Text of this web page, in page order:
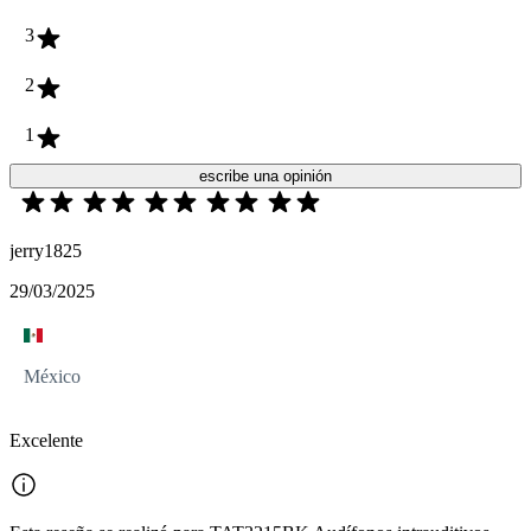
3
2
1
escribe una opinión
jerry1825
29/03/2025
México
Excelente